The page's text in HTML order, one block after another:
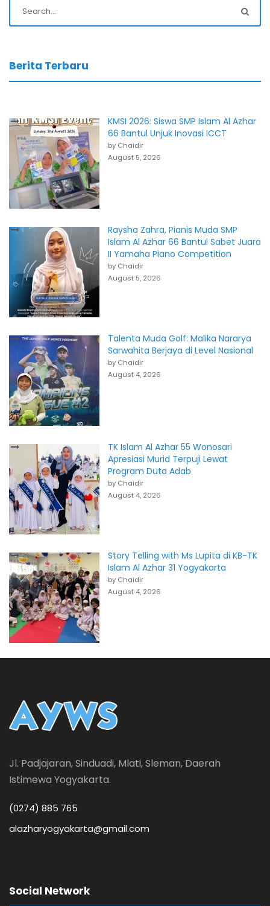
Berita Terbaru
KMSI 2026: Siswa SMP Islam Al Azhar
66 Bantul Unjuk Inovasi ICCT
by Chaidir
August 5, 2026
Raysha Zahra, Pianis Muda SMP
Islam Al Azhar 66 Bantul Sabet Juara
II Yamaha Piano Competition
by Chaidir
August 5, 2026
Talenta Muda Golf: Malika Nararya
Sarwahita Berjaya di Level Nasional
by Chaidir
August 4, 2026
TK Islam Al Azhar 55 Wonosari
Apresiasi Murid Terpuji Lewat
Program Duta Adab
by Chaidir
August 4, 2026
Story Telling with Ms Lupita di KB-TK
Islam Al Azhar 31 Yogyakarta
by Chaidir
August 4, 2026
Jl. Padjajaran, Sinduadi, Mlati, Sleman, Daerah
Istimewa Yogyakarta.
(0274) 885 765
alazharyogyakarta@gmail.com
Social Network